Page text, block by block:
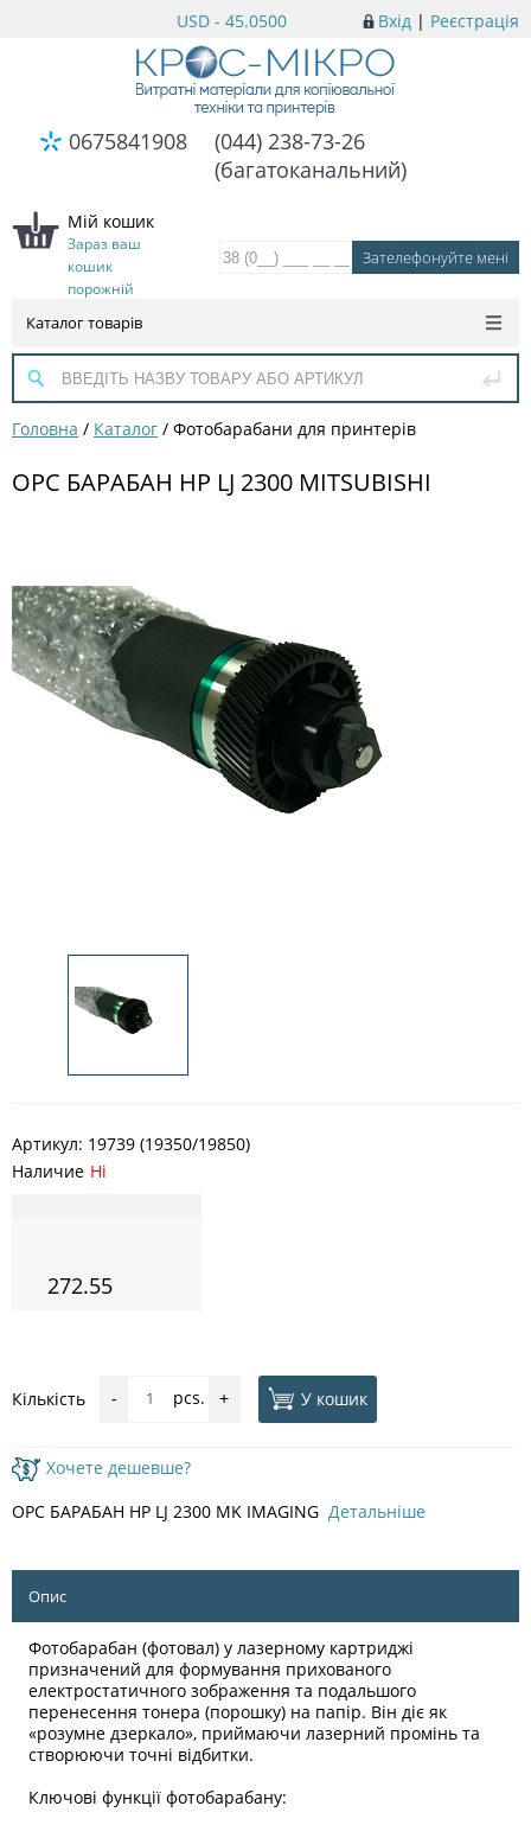
Вхід | Реєстрація
USD - 45.0500
0675841908
(044) 238-73-26
(багатоканальний)
Мій кошик
Зараз ваш
кошик
порожній
Каталог товарів
Головна / Каталог / Фотобарабани для принтерів
OPC БАРАБАН HP LJ 2300 MITSUBISHI
Артикул: 19739 (19350/19850)
Наличие Ні
272.55
Кількість - pcs. + У кошик
Хочете дешевше?
OPC БАРАБАН HP LJ 2300 MK IMAGING Детальніше
Опис
Фотобарабан (фотовал) у лазерному картриджі
призначений для формування прихованого
електростатичного зображення та подальшого
перенесення тонера (порошку) на папір. Він діє як
«розумне дзеркало», приймаючи лазерний промінь та
створюючи точні відбитки.
Ключові функції фотобарабану: